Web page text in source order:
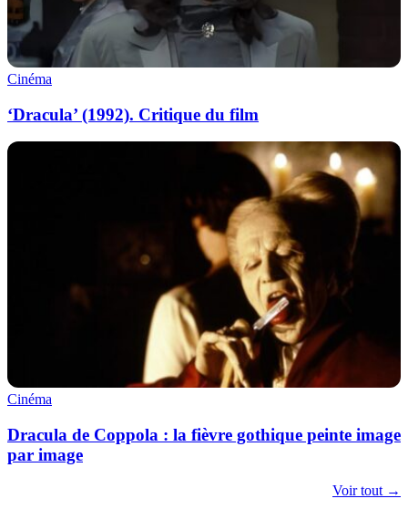
Cinéma
‘Dracula’ (1992). Critique du film
Cinéma
Dracula de Coppola : la fièvre gothique peinte image
par image
Voir tout →